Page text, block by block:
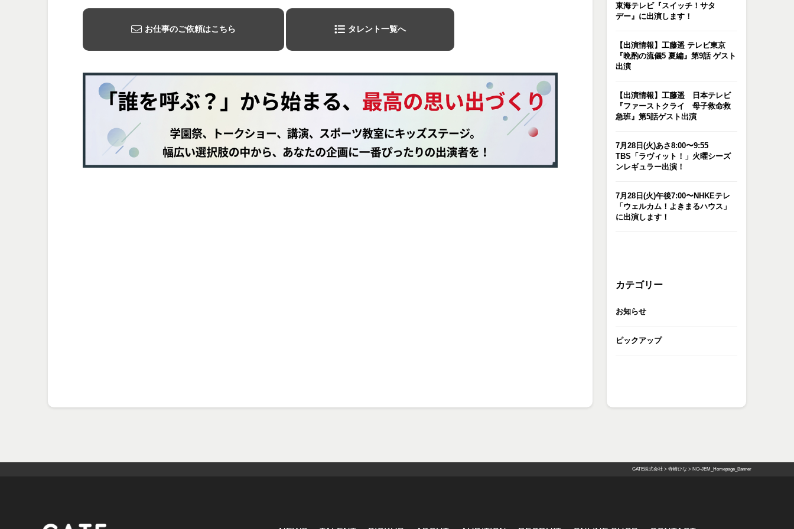
お仕事のご依頼はこちら タレント一覧へ
東海テレビ『スイッチ！サタ
デー』に出演します！
【出演情報】工藤遥 テレビ東京
『晩酌の流儀5 夏編』第9話 ゲスト
出演
【出演情報】工藤遥 日本テレビ
『ファーストクライ 母子救命救
急班』第5話ゲスト出演
7月28日(火)あさ8:00〜9:55
TBS「ラヴィット！」火曜シーズ
ンレギュラー出演！
7月28日(火)午後7:00〜NHKEテレ
「ウェルカム！よきまるハウス」
に出演します！
カテゴリー
お知らせ
ピックアップ
GATE株式会社 > 寺崎ひな > NO-JEM_Homepage_Banner